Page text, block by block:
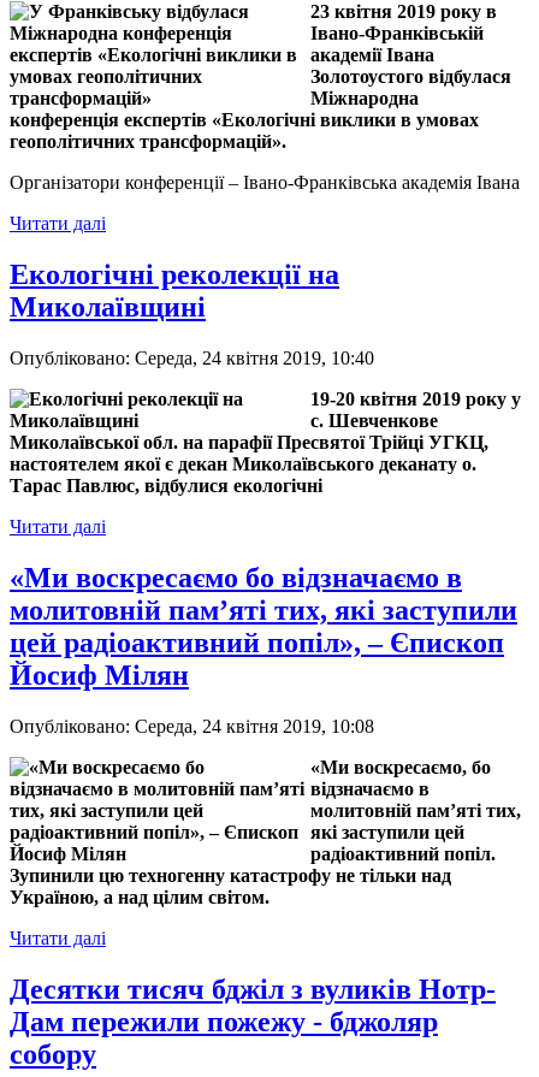
23 квітня 2019 року в
Івано-Франківській
академії Івана
Золотоустого відбулася
Міжнародна
конференція експертів «Екологічні виклики в умовах
геополітичних трансформацій».
Організатори конференції – Івано-Франківська академія Івана
Читати далі
Екологічні реколекції на
Миколаївщині
Опубліковано: Середа, 24 квітня 2019, 10:40
19-20 квітня 2019 року у
с. Шевченкове
Миколаївської обл. на парафії Пресвятої Трійці УГКЦ,
настоятелем якої є декан Миколаївського деканату о.
Тарас Павлюс, відбулися екологічні
Читати далі
«Ми воскресаємо бо відзначаємо в
молитовній пам’яті тих, які заступили
цей радіоактивний попіл», – Єпископ
Йосиф Мілян
Опубліковано: Середа, 24 квітня 2019, 10:08
«Ми воскресаємо, бо
відзначаємо в
молитовній пам’яті тих,
які заступили цей
радіоактивний попіл.
Зупинили цю техногенну катастрофу не тільки над
Україною, а над цілим світом.
Читати далі
Десятки тисяч бджіл з вуликів Нотр-
Дам пережили пожежу - бджоляр
собору